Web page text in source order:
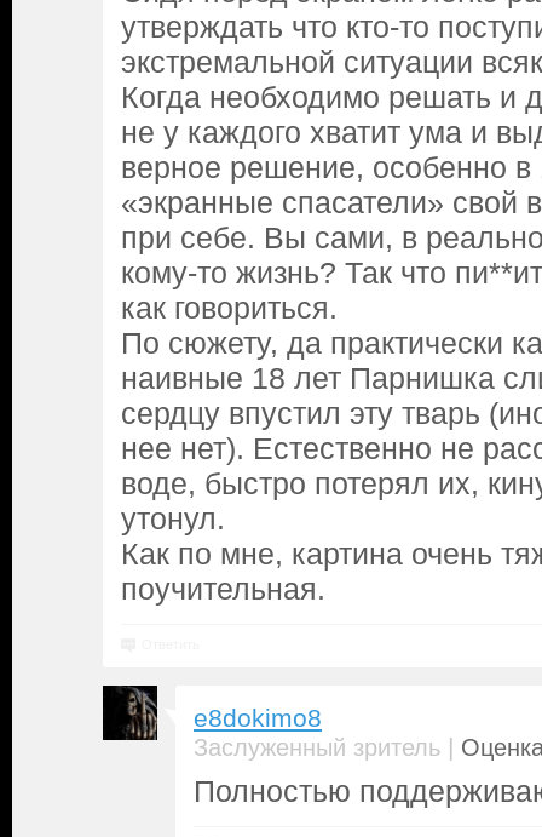
утверждать что кто-то
экстремальной ситуации
Когда необходимо решать и
не у каждого хватит ума и
верное решение, особенно в
«экранные спасатели» свой
при себе. Вы сами, в
кому-то жизнь? Так что
как говориться.
По сюжету, да практически
наивные 18 лет Парнишка
сердцу впустил эту тварь
нее нет). Естественно не
воде, быстро потерял их,
утонул.
Как по мне, картина очень
поучительная.
e8dokimo8
Заслуженный зритель |
Полностью